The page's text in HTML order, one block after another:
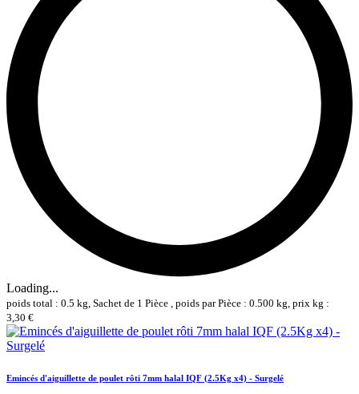
Loading...
poids total : 0.5 kg, Sachet de 1 Pièce , poids par Pièce : 0.500 kg, prix kg :
3,30 €
Emincés d'aiguillette de poulet rôti 7mm halal IQF (2.5Kg x4) - Surgelé